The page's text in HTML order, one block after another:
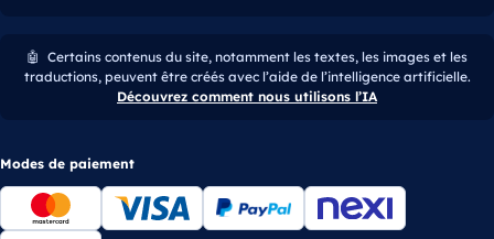
🤖 Certains contenus du site, notamment les textes, les images et les
traductions, peuvent être créés avec l’aide de l’intelligence artificielle.
Découvrez comment nous utilisons l’IA
Modes de paiement